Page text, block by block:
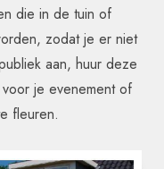
die in de tuin of
zodat je er niet
aan, huur deze
je evenement of
fleuren.